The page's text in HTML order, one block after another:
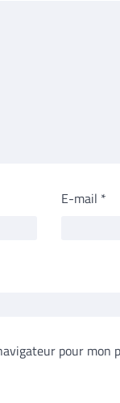
E-mail *
pour mon